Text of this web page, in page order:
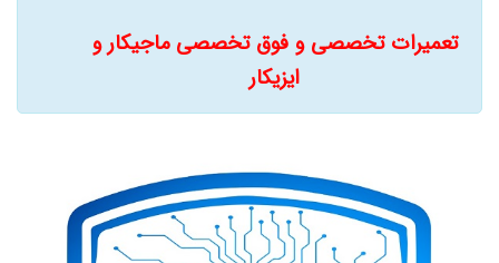
تعمیرات تخصصی و فوق تخصصی ماجیکار و
ایزیکار